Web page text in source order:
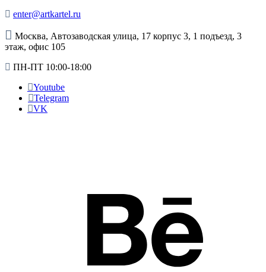
enter@artkartel.ru
Москва, Автозаводская улица, 17 корпус 3, 1 подъезд, 3
этаж, офис 105
ПН-ПТ 10:00-18:00
Youtube
Telegram
VK